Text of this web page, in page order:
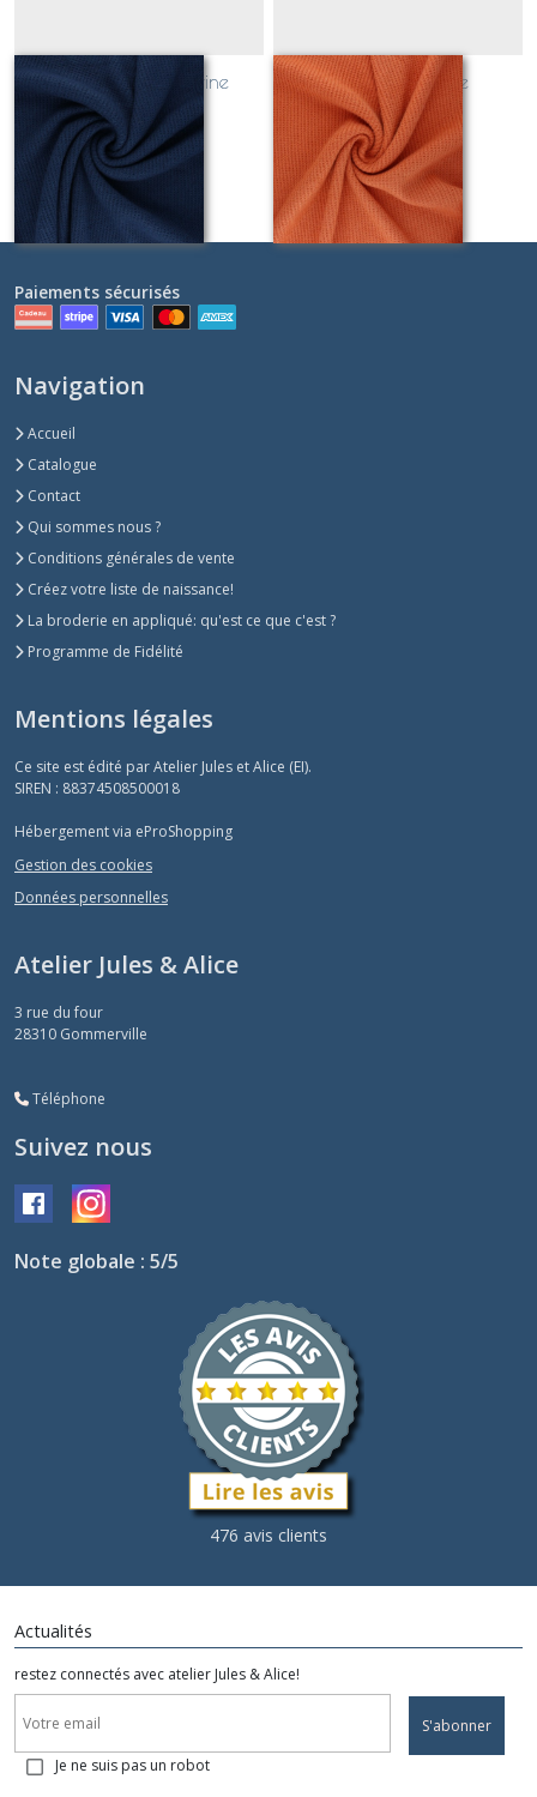
MORELIE bleu marine
Sur demande
MORELIE orange
Sur demande
Paiements sécurisés
Navigation
Accueil
Catalogue
Contact
Qui sommes nous ?
Conditions générales de vente
Créez votre liste de naissance!
La broderie en appliqué: qu'est ce que c'est ?
Programme de Fidélité
Mentions légales
Ce site est édité par Atelier Jules et Alice (EI).
SIREN : 88374508500018
Hébergement via eProShopping
Gestion des cookies
Données personnelles
Atelier Jules & Alice
3 rue du four
28310 Gommerville
Téléphone
Suivez nous
Note globale : 5/5
476 avis clients
Actualités
restez connectés avec atelier Jules & Alice!
S'abonner
Je ne suis pas un robot